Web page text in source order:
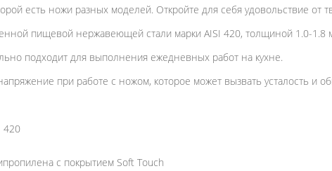
есть ножи разных моделей. Откройте для себя удовольствие
пищевой нержавеющей стали марки AISI 420, толщиной 1.0-1.8
подходит для выполнения ежедневных работ на кухне.
при работе с ножом, которое может вызвать усталость и
420
с покрытием Soft Touch